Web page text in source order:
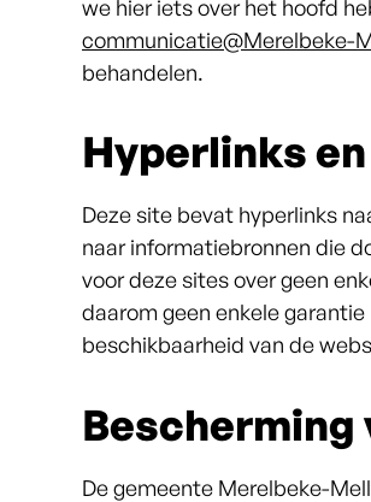
we hier iets over het hoofd
communicatie@Merelbeke-
behandelen.
Hyperlinks
Deze site bevat hyperlinks
naar informatiebronnen die
voor deze sites over geen
daarom geen enkele
beschikbaarheid van de
Bescherming
De gemeente Merelbeke-